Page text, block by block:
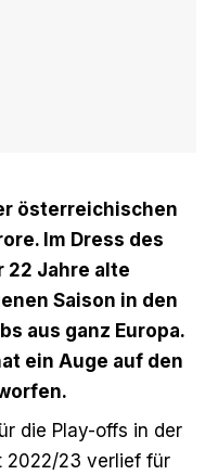
österreichischen
Im Dress des
22 Jahre alte
Saison in den
aus ganz Europa.
ein Auge auf den
die Play-offs in der
2022/23 verlief für